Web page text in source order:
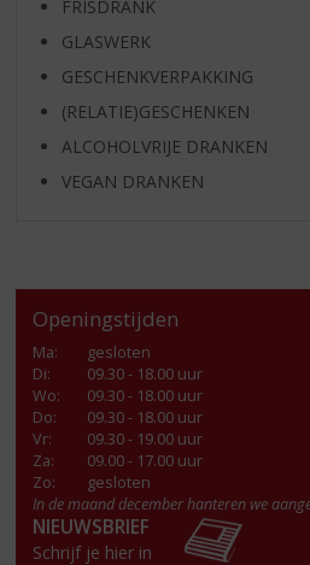
FRISDRANK
GLASWERK
GESCHENKVERPAKKING
(RELATIE)GESCHENKEN
ALCOHOLVRIJE DRANKEN
VEGAN DRANKEN
Openingstijden
Ma:
gesloten
Di:
09.30 - 18.00 uur
Wo:
09.30 - 18.00 uur
Do:
09.30 - 18.00 uur
Vr:
09.30 - 19.00 uur
Za:
09.00 - 17.00 uur
Zo:
gesloten
In de maand december hanteren we
NIEUWSBRIEF
Schrijf je hier in